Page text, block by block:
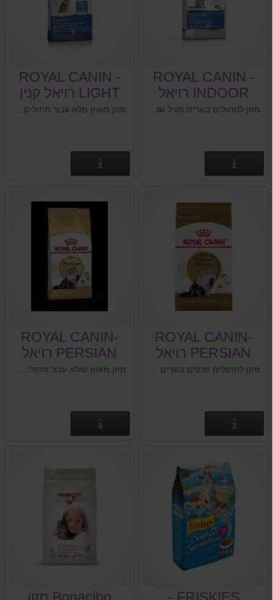
ROYAL CANIN -
INDOOR רויאל
קנין אינדור
מזון לחתולים בוגרים מגיל שנה ומעלה שלא יוצאים מהבית.
ROYAL CANIN -
LIGHT רויאל קנין
לייט
מזון מאוזן מלא עבור חתולים בוגרים מגיל שנה ומעלה ממומלץ נגד נטייה להשמנה.
ROYAL CANIN-
PERSIAN רויאל
קנין פרסי
מזון לחתולים פרסים בוגרים 4kg royal-canin
ROYAL CANIN-
PERSIAN רויאל
קנין פרסי
מזון מאוזן ומלא עבור חתולים בוגרים מגזע פרסי.